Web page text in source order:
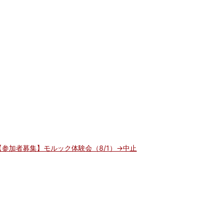
参加者募集】モルック体験会（8/1）→中止